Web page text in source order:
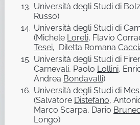
Università degli Studi di
Russo)
Università degli Studi di
(Michele Loreti, Flavio
Tesei, Diletta Romana
Università degli Studi di
Carnevali, Paolo Lollini,
Andrea Bondavalli)
Università degli Studi di
(Salvatore Distefano,
Marco Scarpa, Dario
Longo)